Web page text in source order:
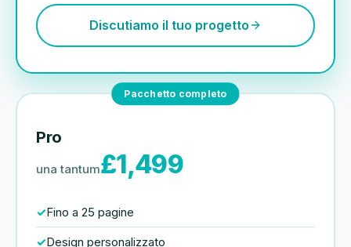
Discutiamo il tuo progetto
Pacchetto completo
Pro
una tantum£1,499
Fino a 25 pagine
Design personalizzato